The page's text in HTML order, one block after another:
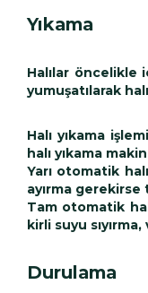
Yıkama
Halılar öncelikle
yumuşatılarak
Halı yıkama
halı yıkama
Yarı otomatik
ayırma gerekirse
Tam otomatik
kirli suyu
Durulama